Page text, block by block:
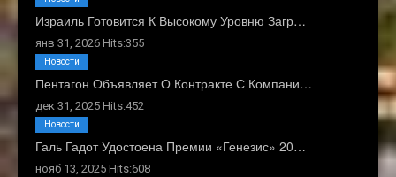
Израиль Готовится К Высокому Уровню Загр…
янв 31, 2026 Hits:355
Пентагон Объявляет О Контракте С Компани…
дек 31, 2025 Hits:452
Новости
Галь Гадот Удостоена Премии «Генезис» 20…
нояб 13, 2025 Hits:608
Новости